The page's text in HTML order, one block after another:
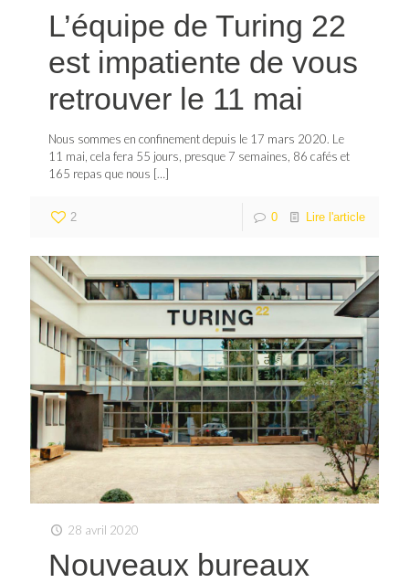
L’équipe de Turing 22
est impatiente de vous
retrouver le 11 mai
Nous sommes en confinement depuis le 17 mars 2020. Le
11 mai, cela fera 55 jours, presque 7 semaines, 86 cafés et
165 repas que nous […]
2 0 Lire l'article
28 avril 2020
Nouveaux bureaux